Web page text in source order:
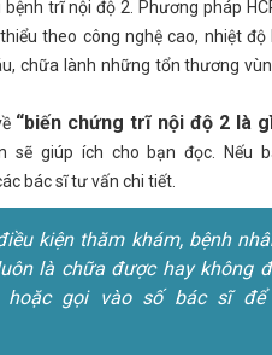
trĩ nội độ 2. Phương pháp
theo công nghệ cao, nhiệt
chữa lành những tổn thương
“biến chứng trĩ nội độ 2 là
sẽ giúp ích cho bạn đọc. Nếu
bác sĩ tư vấn chi tiết.
kiện thăm khám, bệnh
là chữa được hay không
hoặc gọi vào số bác sĩ